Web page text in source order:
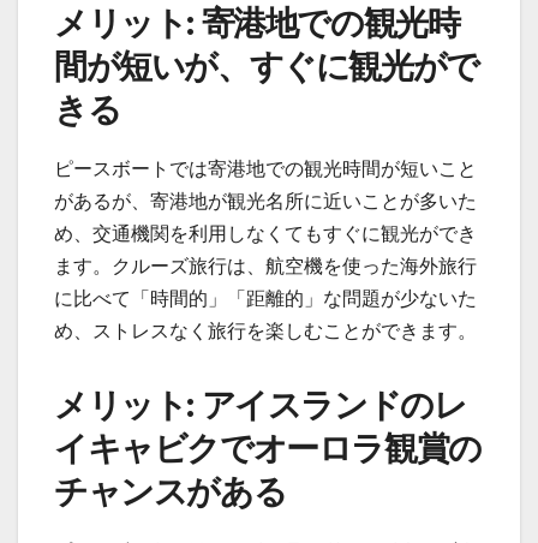
メリット: 寄港地での観光時
間が短いが、すぐに観光がで
きる
ピースボートでは寄港地での観光時間が短いこと
があるが、寄港地が観光名所に近いことが多いた
め、交通機関を利用しなくてもすぐに観光ができ
ます。クルーズ旅行は、航空機を使った海外旅行
に比べて「時間的」「距離的」な問題が少ないた
め、ストレスなく旅行を楽しむことができます。
メリット: アイスランドのレ
イキャビクでオーロラ観賞の
チャンスがある